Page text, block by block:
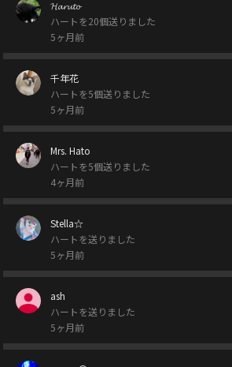
𝓗𝓪𝓻𝓾𝓽𝓸
ハートを20個送りました
5ヶ月前
千年花
ハートを5個送りました
5ヶ月前
Mrs. Hato
ハートを5個送りました
4ヶ月前
Stella☆
ハートを送りました
5ヶ月前
ash
ハートを送りました
5ヶ月前